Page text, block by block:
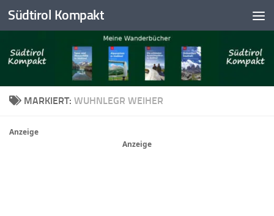
Skip to content
Südtirol Kompakt
MARKIERT: WUHNLEGR WEIHER
Anzeige
Anzeige